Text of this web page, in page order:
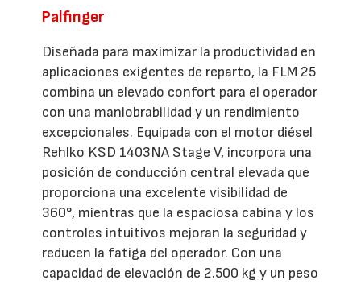
Palfinger
Diseñada para maximizar la productividad en
aplicaciones exigentes de reparto, la FLM 25
combina un elevado confort para el operador
con una maniobrabilidad y un rendimiento
excepcionales. Equipada con el motor diésel
Rehlko KSD 1403NA Stage V, incorpora una
posición de conducción central elevada que
proporciona una excelente visibilidad de
360°, mientras que la espaciosa cabina y los
controles intuitivos mejoran la seguridad y
reducen la fatiga del operador. Con una
capacidad de elevación de 2.500 kg y un peso